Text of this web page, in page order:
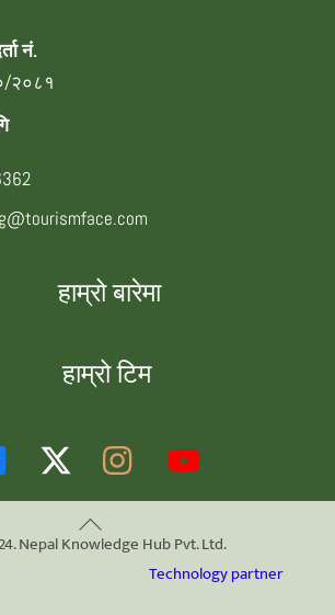
नं.
२०८१
हाम्रो बारेमा
हाम्रो टिम
Back
To
Nepal Knowledge Hub Pvt. Ltd.
Technology partner